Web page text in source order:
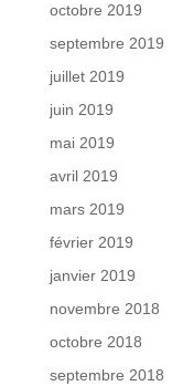
octobre 2019
septembre 2019
juillet 2019
juin 2019
mai 2019
avril 2019
mars 2019
février 2019
janvier 2019
novembre 2018
octobre 2018
septembre 2018